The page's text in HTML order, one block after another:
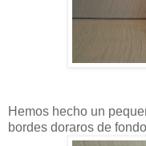
Hemos hecho un
bordes doraros de fondo